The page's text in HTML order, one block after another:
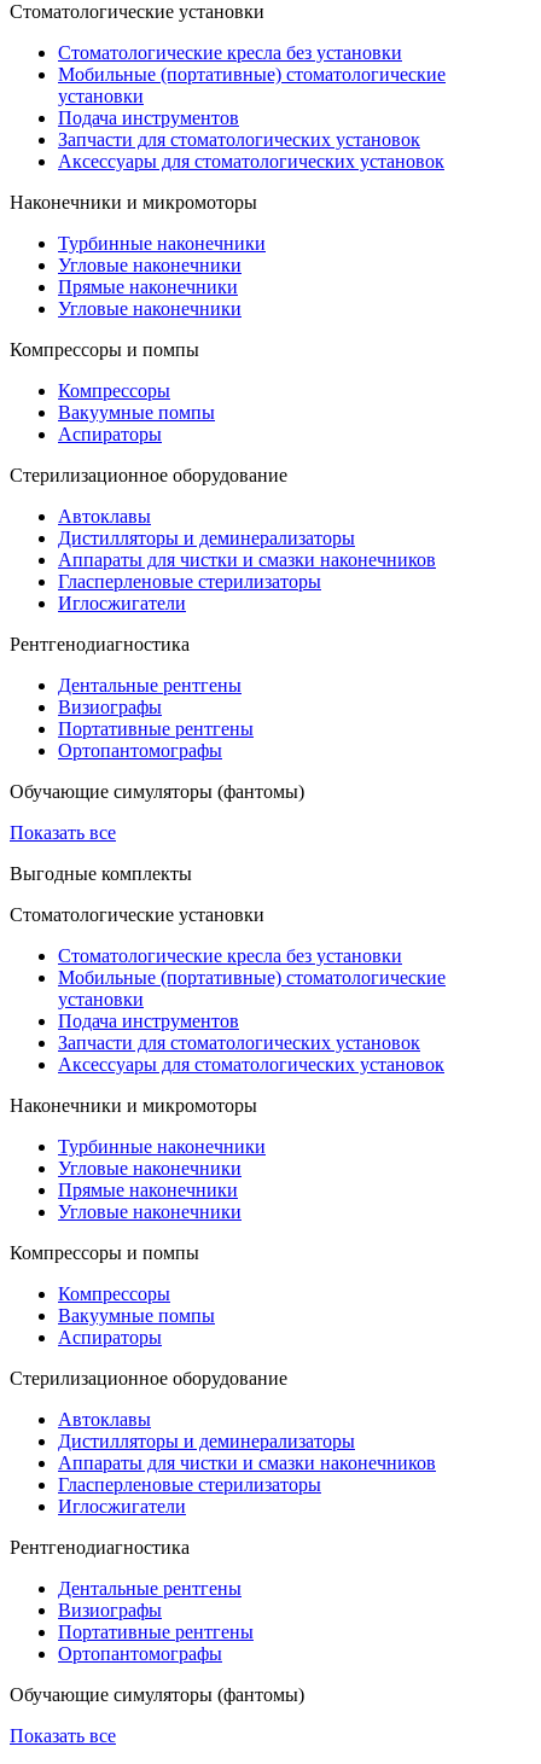
Стоматологические установки
Стоматологические кресла без установки
Мобильные (портативные) стоматологические
установки
Подача инструментов
Запчасти для стоматологических установок
Аксессуары для стоматологических установок
Наконечники и микромоторы
Турбинные наконечники
Угловые наконечники
Прямые наконечники
Угловые наконечники
Компрессоры и помпы
Компрессоры
Вакуумные помпы
Аспираторы
Стерилизационное оборудование
Автоклавы
Дистилляторы и деминерализаторы
Аппараты для чистки и смазки наконечников
Гласперленовые стерилизаторы
Иглосжигатели
Рентгенодиагностика
Дентальные рентгены
Визиографы
Портативные рентгены
Ортопантомографы
Обучающие симуляторы (фантомы)
Показать все
Выгодные комплекты
Стоматологические установки
Стоматологические кресла без установки
Мобильные (портативные) стоматологические
установки
Подача инструментов
Запчасти для стоматологических установок
Аксессуары для стоматологических установок
Наконечники и микромоторы
Турбинные наконечники
Угловые наконечники
Прямые наконечники
Угловые наконечники
Компрессоры и помпы
Компрессоры
Вакуумные помпы
Аспираторы
Стерилизационное оборудование
Автоклавы
Дистилляторы и деминерализаторы
Аппараты для чистки и смазки наконечников
Гласперленовые стерилизаторы
Иглосжигатели
Рентгенодиагностика
Дентальные рентгены
Визиографы
Портативные рентгены
Ортопантомографы
Обучающие симуляторы (фантомы)
Показать все